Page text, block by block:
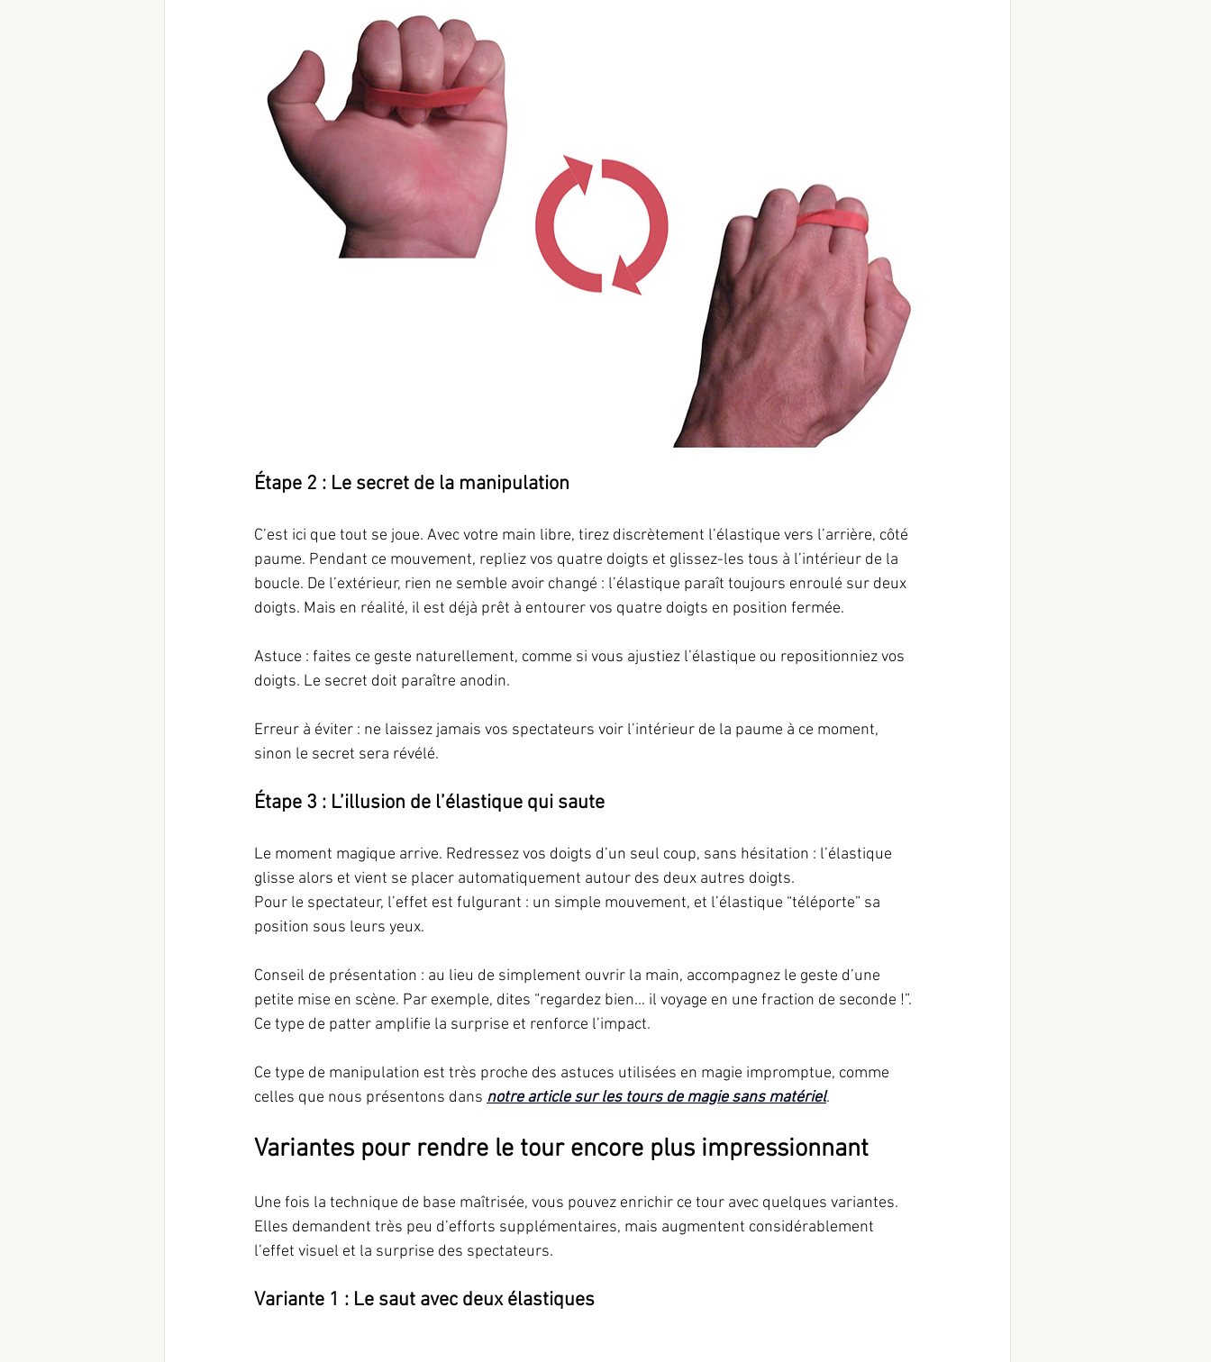
Étape 2 : Le secret de la manipulation
C’est ici que tout se joue. Avec votre main libre, tirez discrètement l’élastique vers l’arrière, côté
paume. Pendant ce mouvement, repliez vos quatre doigts et glissez-les tous à l’intérieur de la
boucle. De l’extérieur, rien ne semble avoir changé : l’élastique paraît toujours enroulé sur deux
doigts. Mais en réalité, il est déjà prêt à entourer vos quatre doigts en position fermée.
Astuce : faites ce geste naturellement, comme si vous ajustiez l’élastique ou repositionniez vos
doigts. Le secret doit paraître anodin.
Erreur à éviter : ne laissez jamais vos spectateurs voir l’intérieur de la paume à ce moment,
sinon le secret sera révélé.
Étape 3 : L’illusion de l’élastique qui saute
Le moment magique arrive. Redressez vos doigts d’un seul coup, sans hésitation : l’élastique
glisse alors et vient se placer automatiquement autour des deux autres doigts.
Pour le spectateur, l’effet est fulgurant : un simple mouvement, et l’élastique “téléporte” sa
position sous leurs yeux.
Conseil de présentation : au lieu de simplement ouvrir la main, accompagnez le geste d’une
petite mise en scène. Par exemple, dites “regardez bien… il voyage en une fraction de seconde !”.
Ce type de patter amplifie la surprise et renforce l’impact.
Ce type de manipulation est très proche des astuces utilisées en magie impromptue, comme
celles que nous présentons dans notre article sur les tours de magie sans matériel.
Variantes pour rendre le tour encore plus impressionnant
Une fois la technique de base maîtrisée, vous pouvez enrichir ce tour avec quelques variantes.
Elles demandent très peu d’efforts supplémentaires, mais augmentent considérablement
l’effet visuel et la surprise des spectateurs.
Variante 1 : Le saut avec deux élastiques